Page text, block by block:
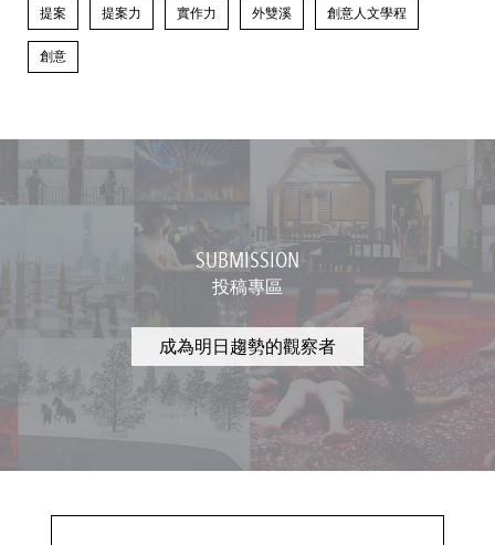
提案 提案力 實作力 外雙溪 創意人文學程
創意
SUBMISSION
投稿專區
成為明日趨勢的觀察者